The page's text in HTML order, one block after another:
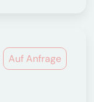
Auf Anfrage